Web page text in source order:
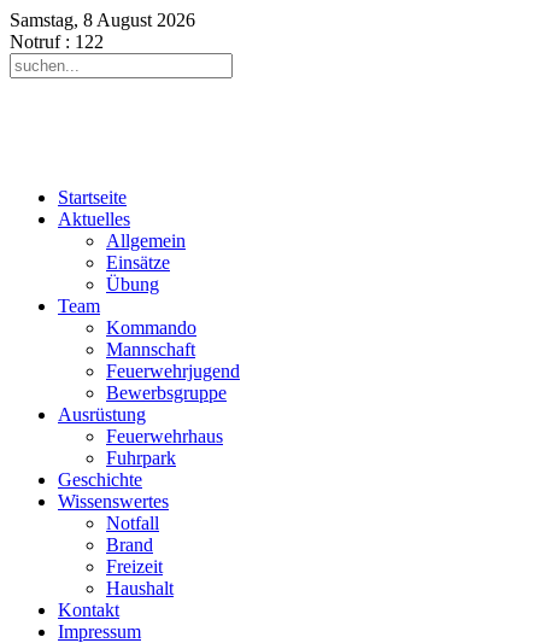
Samstag, 8 August 2026
Notruf: 122
Startseite
Aktuelles
Allgemein
Einsätze
Übung
Team
Kommando
Mannschaft
Feuerwehrjugend
Bewerbsgruppe
Ausrüstung
Feuerwehrhaus
Fuhrpark
Geschichte
Wissenswertes
Notfall
Brand
Freizeit
Haushalt
Kontakt
Impressum